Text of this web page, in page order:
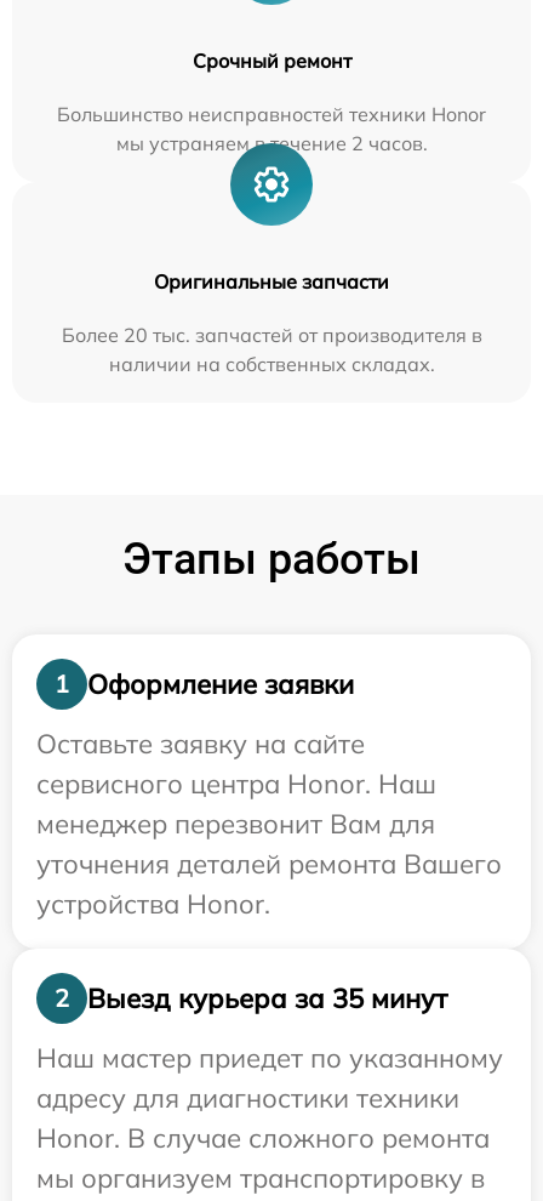
Срочный ремонт
Большинство неисправностей техники Honor
мы устраняем в течение 2 часов.
Оригинальные запчасти
Более 20 тыс. запчастей от производителя в
наличии на собственных складах.
Этапы работы
1
Оформление заявки
Оставьте заявку на сайте
сервисного центра Honor. Наш
менеджер перезвонит Вам для
уточнения деталей ремонта Вашего
устройства Honor.
2
Выезд курьера за 35 минут
Наш мастер приедет по указанному
адресу для диагностики техники
Honor. В случае сложного ремонта
мы организуем транспортировку в